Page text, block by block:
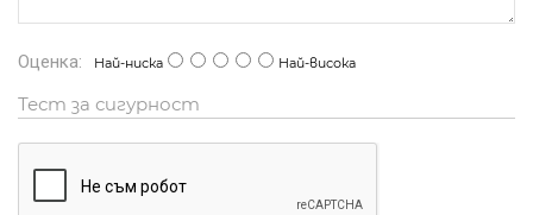
Оценка: Най-ниска Най-висока
Тест за сигурност